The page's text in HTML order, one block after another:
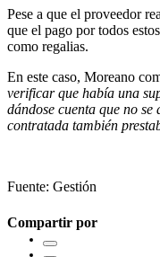
Pese a que el proveedor
que el pago por todos
como regalias.
En este caso, Moreano
verificar que había una
dándose cuenta que no
contratada también
Fuente: Gestión
Compartir por